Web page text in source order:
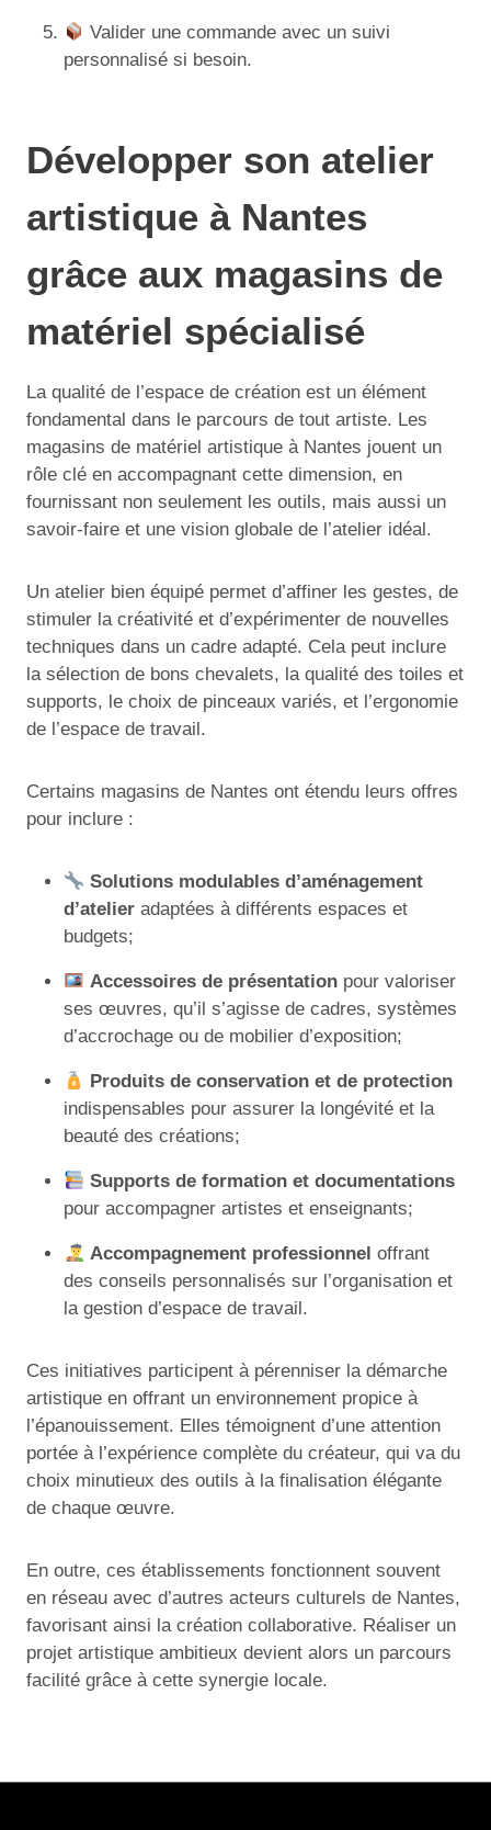
Valider une commande avec un suivi
personnalisé si besoin.
Développer son atelier
artistique à Nantes
grâce aux magasins de
matériel spécialisé
La qualité de l’espace de création est un élément
fondamental dans le parcours de tout artiste. Les
magasins de matériel artistique à Nantes jouent un
rôle clé en accompagnant cette dimension, en
fournissant non seulement les outils, mais aussi un
savoir-faire et une vision globale de l’atelier idéal.
Un atelier bien équipé permet d’affiner les gestes, de
stimuler la créativité et d’expérimenter de nouvelles
techniques dans un cadre adapté. Cela peut inclure
la sélection de bons chevalets, la qualité des toiles et
supports, le choix de pinceaux variés, et l’ergonomie
de l’espace de travail.
Certains magasins de Nantes ont étendu leurs offres
pour inclure :
Solutions modulables d’aménagement
d’atelier adaptées à différents espaces et
budgets;
Accessoires de présentation pour valoriser
ses œuvres, qu’il s’agisse de cadres, systèmes
d’accrochage ou de mobilier d’exposition;
Produits de conservation et de protection
indispensables pour assurer la longévité et la
beauté des créations;
Supports de formation et documentations
pour accompagner artistes et enseignants;
Accompagnement professionnel offrant
des conseils personnalisés sur l’organisation et
la gestion d’espace de travail.
Ces initiatives participent à pérenniser la démarche
artistique en offrant un environnement propice à
l’épanouissement. Elles témoignent d’une attention
portée à l’expérience complète du créateur, qui va du
choix minutieux des outils à la finalisation élégante
de chaque œuvre.
En outre, ces établissements fonctionnent souvent
en réseau avec d’autres acteurs culturels de Nantes,
favorisant ainsi la création collaborative. Réaliser un
projet artistique ambitieux devient alors un parcours
facilité grâce à cette synergie locale.